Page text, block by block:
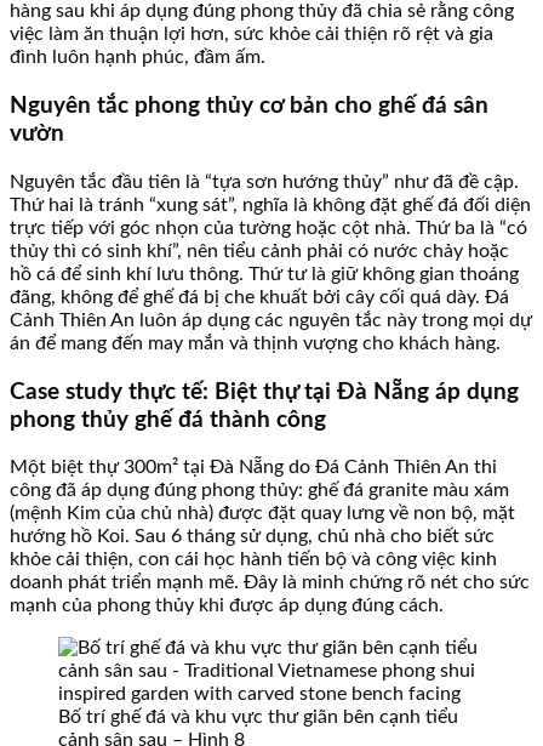
hàng sau khi áp dụng đúng phong thủy đã chia sẻ rằng công
việc làm ăn thuận lợi hơn, sức khỏe cải thiện rõ rệt và gia
đình luôn hạnh phúc, đầm ấm.
Nguyên tắc phong thủy cơ bản cho ghế đá sân
vườn
Nguyên tắc đầu tiên là “tựa sơn hướng thủy” như đã đề cập.
Thứ hai là tránh “xung sát”, nghĩa là không đặt ghế đá đối diện
trực tiếp với góc nhọn của tường hoặc cột nhà. Thứ ba là “có
thủy thì có sinh khí”, nên tiểu cảnh phải có nước chảy hoặc
hồ cá để sinh khí lưu thông. Thứ tư là giữ không gian thoáng
đãng, không để ghế đá bị che khuất bởi cây cối quá dày. Đá
Cảnh Thiên An luôn áp dụng các nguyên tắc này trong mọi dự
án để mang đến may mắn và thịnh vượng cho khách hàng.
Case study thực tế: Biệt thự tại Đà Nẵng áp dụng
phong thủy ghế đá thành công
Một biệt thự 300m² tại Đà Nẵng do Đá Cảnh Thiên An thi
công đã áp dụng đúng phong thủy: ghế đá granite màu xám
(mệnh Kim của chủ nhà) được đặt quay lưng về non bộ, mặt
hướng hồ Koi. Sau 6 tháng sử dụng, chủ nhà cho biết sức
khỏe cải thiện, con cái học hành tiến bộ và công việc kinh
doanh phát triển mạnh mẽ. Đây là minh chứng rõ nét cho sức
mạnh của phong thủy khi được áp dụng đúng cách.
Bố trí ghế đá và khu vực thư giãn bên cạnh tiểu
cảnh sân sau – Hình 8